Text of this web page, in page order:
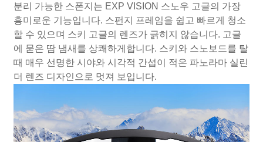
분리 가능한 스폰지는 EXP VISION 스노우 고글의 가장
흥미로운 기능입니다. 스펀지 프레임을 쉽고 빠르게 청소
할 수 있으며 스키 고글의 렌즈가 긁히지 않습니다. 고글
에 묻은 땀 냄새를 상쾌하게합니다. 스키와 스노보드를 탈
때 매우 선명한 시야와 시각적 간섭이 적은 파노라마 실린
더 렌즈 디자인으로 멋져 보입니다.